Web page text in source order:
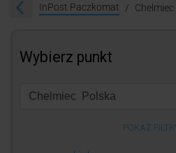
InPost Paczkomat Chelmiec